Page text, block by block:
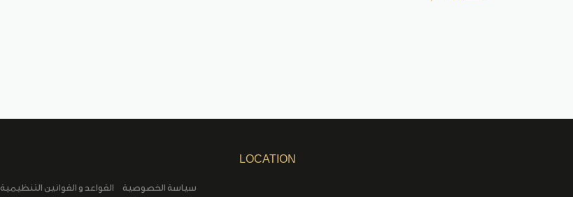
القواعد و القوانين التنظيمية سياسة الخصوصية
LOCATION